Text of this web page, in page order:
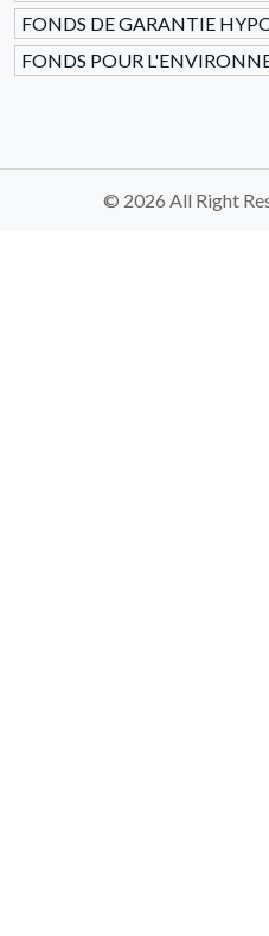
FONDS DE GARANTIE
FONDS POUR
© 2026 All Right